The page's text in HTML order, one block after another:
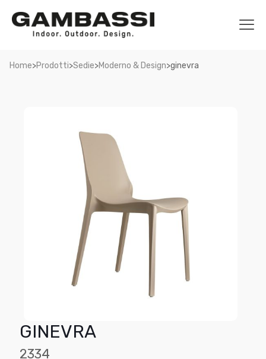
Home>Prodotti>Sedie>Moderno & Design>ginevra
GINEVRA
2334